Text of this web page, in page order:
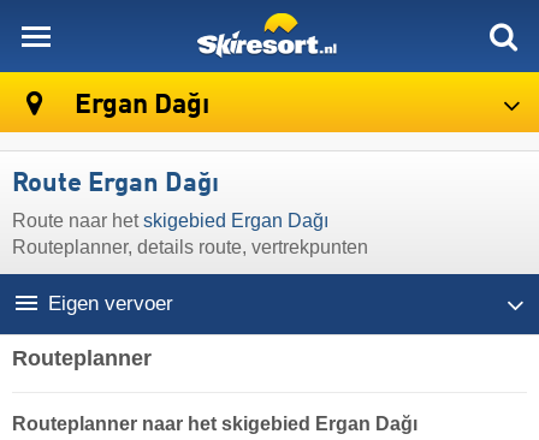
Ergan Dağı
Route Ergan Dağı
Route naar hetskigebied Ergan Dağı
Routeplanner, details route, vertrekpunten
Eigen vervoer
Routeplanner
Routeplanner naar het skigebied Ergan Dağı